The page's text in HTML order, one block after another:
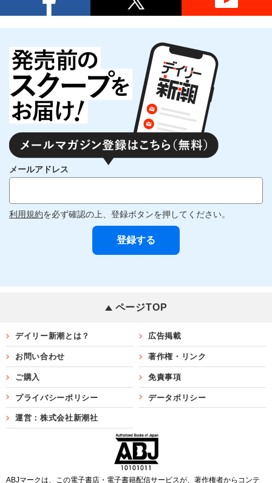
メールアドレス
利用規約を必ず確認の上、登録ボタンを押してください。
ページTOP
デイリー新潮とは？ 広告掲載
お問い合わせ 著作権・リンク
ご購入 免責事項
プライバシーポリシー データポリシー
運営：株式会社新潮社
ABJマークは、この電子書店・電子書籍配信サービスが、著作権者からコンテ